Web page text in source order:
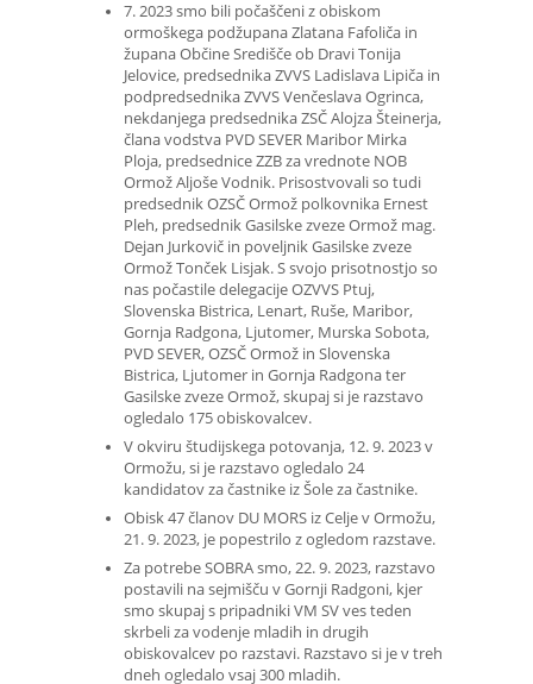
7. 2023 smo bili počaščeni z obiskom
ormoškega podžupana Zlatana Fafoliča in
župana Občine Središče ob Dravi Tonija
Jelovice, predsednika ZVVS Ladislava Lipiča in
podpredsednika ZVVS Venčeslava Ogrinca,
nekdanjega predsednika ZSČ Alojza Šteinerja,
člana vodstva PVD SEVER Maribor Mirka
Ploja, predsednice ZZB za vrednote NOB
Ormož Aljoše Vodnik. Prisostvovali so tudi
predsednik OZSČ Ormož polkovnika Ernest
Pleh, predsednik Gasilske zveze Ormož mag.
Dejan Jurkovič in poveljnik Gasilske zveze
Ormož Tonček Lisjak. S svojo prisotnostjo so
nas počastile delegacije OZVVS Ptuj,
Slovenska Bistrica, Lenart, Ruše, Maribor,
Gornja Radgona, Ljutomer, Murska Sobota,
PVD SEVER, OZSČ Ormož in Slovenska
Bistrica, Ljutomer in Gornja Radgona ter
Gasilske zveze Ormož, skupaj si je razstavo
ogledalo 175 obiskovalcev.
V okviru študijskega potovanja, 12. 9. 2023 v
Ormožu, si je razstavo ogledalo 24
kandidatov za častnike iz Šole za častnike.
Obisk 47 članov DU MORS iz Celje v Ormožu,
21. 9. 2023, je popestrilo z ogledom razstave.
Za potrebe SOBRA smo, 22. 9. 2023, razstavo
postavili na sejmišču v Gornji Radgoni, kjer
smo skupaj s pripadniki VM SV ves teden
skrbeli za vodenje mladih in drugih
obiskovalcev po razstavi. Razstavo si je v treh
dneh ogledalo vsaj 300 mladih.